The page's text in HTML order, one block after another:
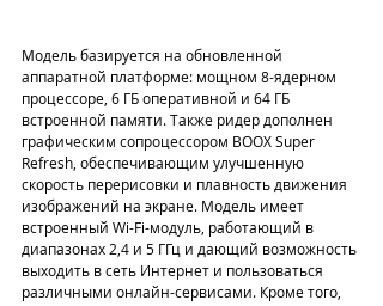
Модель базируется на обновленной
аппаратной платформе: мощном 8-ядерном
процессоре, 6 ГБ оперативной и 64 ГБ
встроенной памяти. Также ридер дополнен
графическим сопроцессором BOOX Super
Refresh, обеспечивающим улучшенную
скорость перерисовки и плавность движения
изображений на экране. Модель имеет
встроенный Wi-Fi-модуль, работающий в
диапазонах 2,4 и 5 ГГц и дающий возможность
выходить в сеть Интернет и пользоваться
различными онлайн-сервисами. Кроме того,